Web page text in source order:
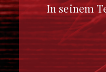
In seinem